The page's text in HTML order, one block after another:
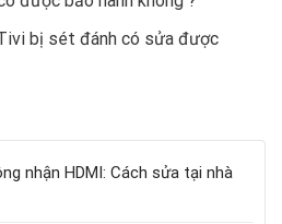
bị sét đánh có sửa được
nhận HDMI: Cách sửa tại nhà